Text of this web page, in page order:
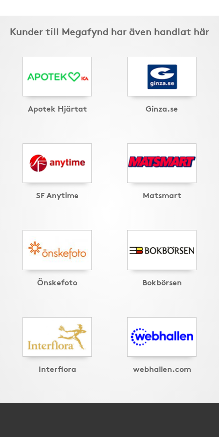
Kunder till Megafynd har även handlat här
Apotek Hjärtat Ginza.se
SF Anytime Matsmart
Önskefoto Bokbörsen
Interflora webhallen.com